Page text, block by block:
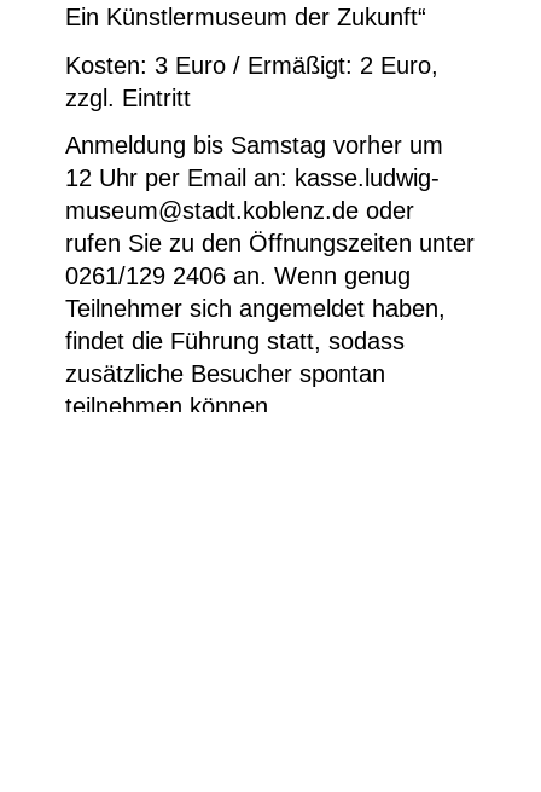
Ein Künstlermuseum der Zukunft“
Kosten: 3 Euro / Ermäßigt: 2 Euro,
zzgl. Eintritt
Anmeldung bis Samstag vorher um
12 Uhr per Email an: kasse.ludwig-
museum@stadt.koblenz.de oder
rufen Sie zu den Öffnungszeiten unter
0261/129 2406 an. Wenn genug
Teilnehmer sich angemeldet haben,
findet die Führung statt, sodass
zusätzliche Besucher spontan
teilnehmen können.